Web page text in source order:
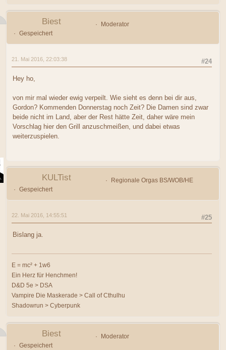
Biest
Moderator
Gespeichert
#24
21. Mai 2016, 22:03:38
Hey ho,
von mir mal wieder ewig verpeilt. Wie sieht es denn bei dir aus,
Gordon? Kommenden Donnerstag noch Zeit? Die Damen sind zwar
beide nicht im Land, aber der Rest hätte Zeit, daher wäre mein
Vorschlag hier den Grill anzuschmeißen, und dabei etwas
weiterzuspielen.
KULTist
Regionale Orgas BS/WOB/HE
Gespeichert
#25
22. Mai 2016, 14:55:51
Bislang ja.
E = mc² + 1w6
Ein Herz für Henchmen!
D&D 5e > DSA
Vampire Die Maskerade > Call of Cthulhu
Shadowrun > Cyberpunk
Biest
Moderator
Gespeichert